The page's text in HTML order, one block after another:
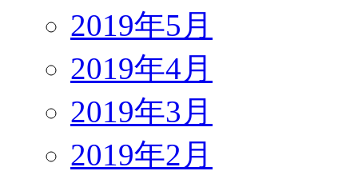
2019年5月
2019年4月
2019年3月
2019年2月